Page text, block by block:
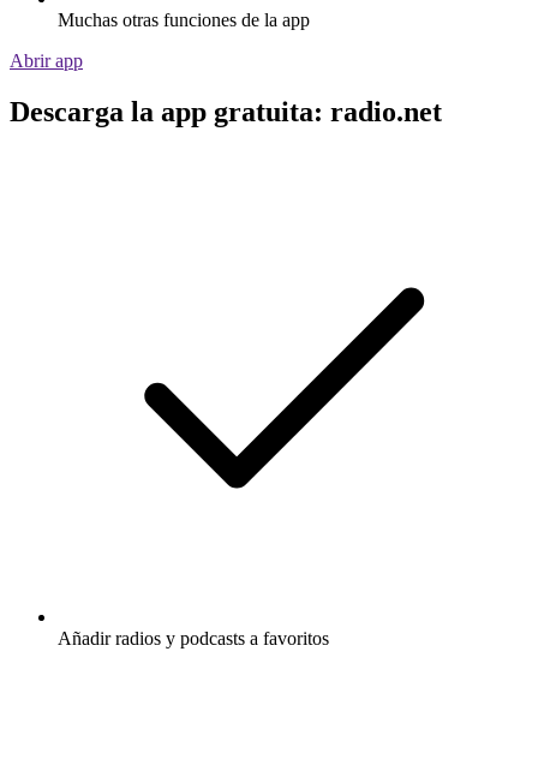
Muchas otras funciones de la app
Abrir app
Descarga la app gratuita: radio.net
Añadir radios y podcasts a favoritos